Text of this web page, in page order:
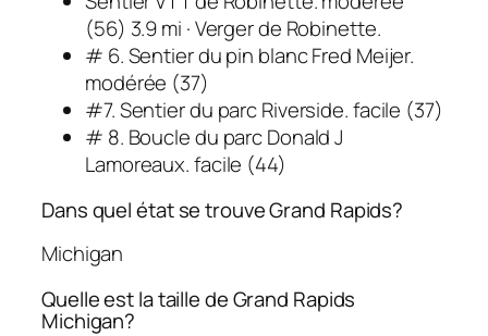
(56) 3.9 mi · Verger de Robinette.
# 6. Sentier du pin blanc Fred Meijer.
modérée (37)
#7. Sentier du parc Riverside. facile (37)
# 8. Boucle du parc Donald J
Lamoreaux. facile (44)
Dans quel état se trouve Grand Rapids?
Michigan
Quelle est la taille de Grand Rapids
Michigan?